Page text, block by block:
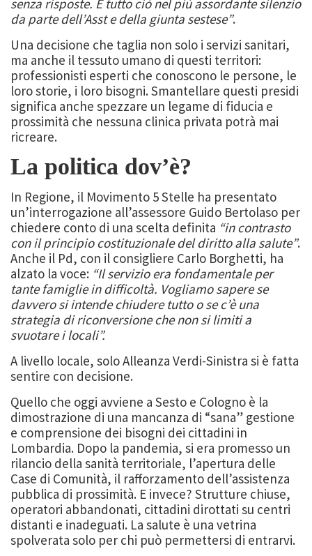
da parte dell’Asst e della giunta sestese”.
Una decisione che taglia non solo i servizi sanitari,
ma anche il tessuto umano di questi territori:
professionisti esperti che conoscono le persone, le
loro storie, i loro bisogni. Smantellare questi presidi
significa anche spezzare un legame di fiducia e
prossimità che nessuna clinica privata potrà mai
ricreare.
La politica dov’è?
In Regione, il Movimento 5 Stelle ha presentato
un’interrogazione all’assessore Guido Bertolaso per
chiedere conto di una scelta definita “in contrasto
con il principio costituzionale del diritto alla salute”.
Anche il Pd, con il consigliere Carlo Borghetti, ha
alzato la voce: “Il servizio era fondamentale per
tante famiglie in difficoltà. Vogliamo sapere se
davvero si intende chiudere tutto o se c’è una
strategia di riconversione che non si limiti a
svuotare i locali”.
A livello locale, solo Alleanza Verdi-Sinistra si è fatta
sentire con decisione.
Quello che oggi avviene a Sesto e Cologno è la
dimostrazione di una mancanza di “sana” gestione
e comprensione dei bisogni dei cittadini in
Lombardia. Dopo la pandemia, si era promesso un
rilancio della sanità territoriale, l’apertura delle
Case di Comunità, il rafforzamento dell’assistenza
pubblica di prossimità. E invece? Strutture chiuse,
operatori abbandonati, cittadini dirottati su centri
distanti e inadeguati. La salute è una vetrina
spolverata solo per chi può permettersi di entrarvi.